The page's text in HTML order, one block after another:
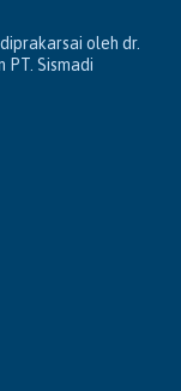
oleh dr.
PT. Sismadi